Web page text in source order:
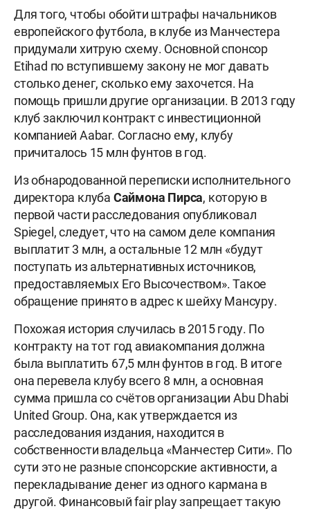
Для того, чтобы обойти штрафы начальников
европейского футбола, в клубе из Манчестера
придумали хитрую схему. Основной спонсор
Etihad по вступившему закону не мог давать
столько денег, сколько ему захочется. На
помощь пришли другие организации. В 2013 году
клуб заключил контракт с инвестиционной
компанией Aabar. Согласно ему, клубу
причиталось 15 млн фунтов в год.
Из обнародованной переписки исполнительного
директора клуба Саймона Пирса, которую в
первой части расследования опубликовал
Spiegel, следует, что на самом деле компания
выплатит 3 млн, а остальные 12 млн «будут
поступать из альтернативных источников,
предоставляемых Его Высочеством». Такое
обращение принято в адрес к шейху Мансуру.
Похожая история случилась в 2015 году. По
контракту на тот год авиакомпания должна
была выплатить 67,5 млн фунтов в год. В итоге
она перевела клубу всего 8 млн, а основная
сумма пришла со счётов организации Abu Dhabi
United Group. Она, как утверждается из
расследования издания, находится в
собственности владельца «Манчестер Сити». По
сути это не разные спонсорские активности, а
перекладывание денег из одного кармана в
другой. Финансовый fair play запрещает такую